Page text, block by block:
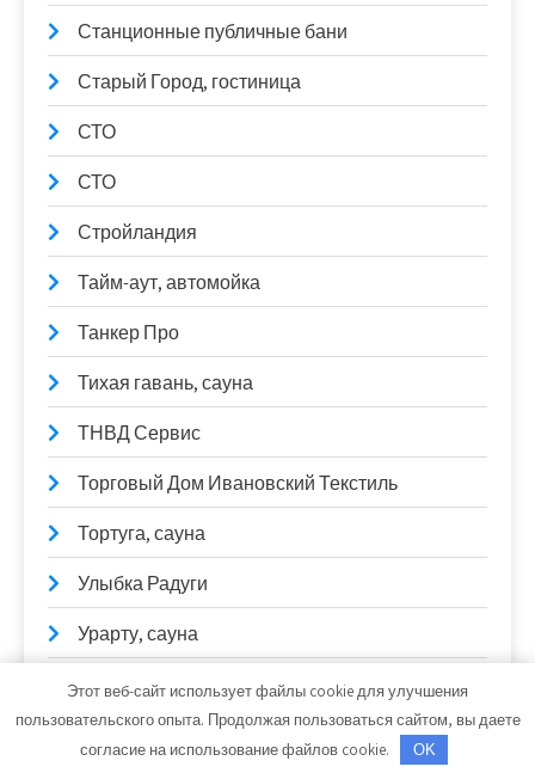
Станционные публичные бани
Старый Город, гостиница
СТО
СТО
Стройландия
Тайм-аут, автомойка
Танкер Про
Тихая гавань, сауна
ТНВД Сервис
Торговый Дом Ивановский Текстиль
Тортуга, сауна
Улыбка Радуги
Урарту, сауна
Успех
Учебный физкультурно-оздоровительный
центр, ИРНИТУ
Этот веб-сайт использует файлы cookie для улучшения
пользовательского опыта. Продолжая пользоваться сайтом, вы даете
согласие на использование файлов cookie.
OK